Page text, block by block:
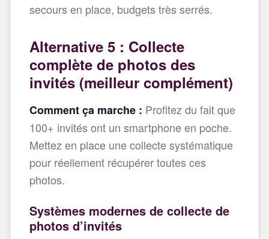
secours en place, budgets très serrés.
Alternative 5 : Collecte
complète de photos des
invités (meilleur complément)
Comment ça marche : Profitez du fait que
100+ invités ont un smartphone en poche.
Mettez en place une collecte systématique
pour réellement récupérer toutes ces
photos.
Systèmes modernes de collecte de
photos d’invités